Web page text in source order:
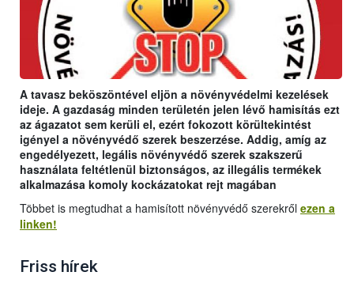
A tavasz beköszöntével eljön a növényvédelmi kezelések
ideje. A gazdaság minden területén jelen lévő hamisítás ezt
az ágazatot sem kerüli el, ezért fokozott körültekintést
igényel a növényvédő szerek beszerzése. Addig, amíg az
engedélyezett, legális növényvédő szerek szakszerű
használata feltétlenül biztonságos, az illegális termékek
alkalmazása komoly kockázatokat rejt magában
Többet is megtudhat a hamisított növényvédő szerekről ezen a
linken!
Friss hírek